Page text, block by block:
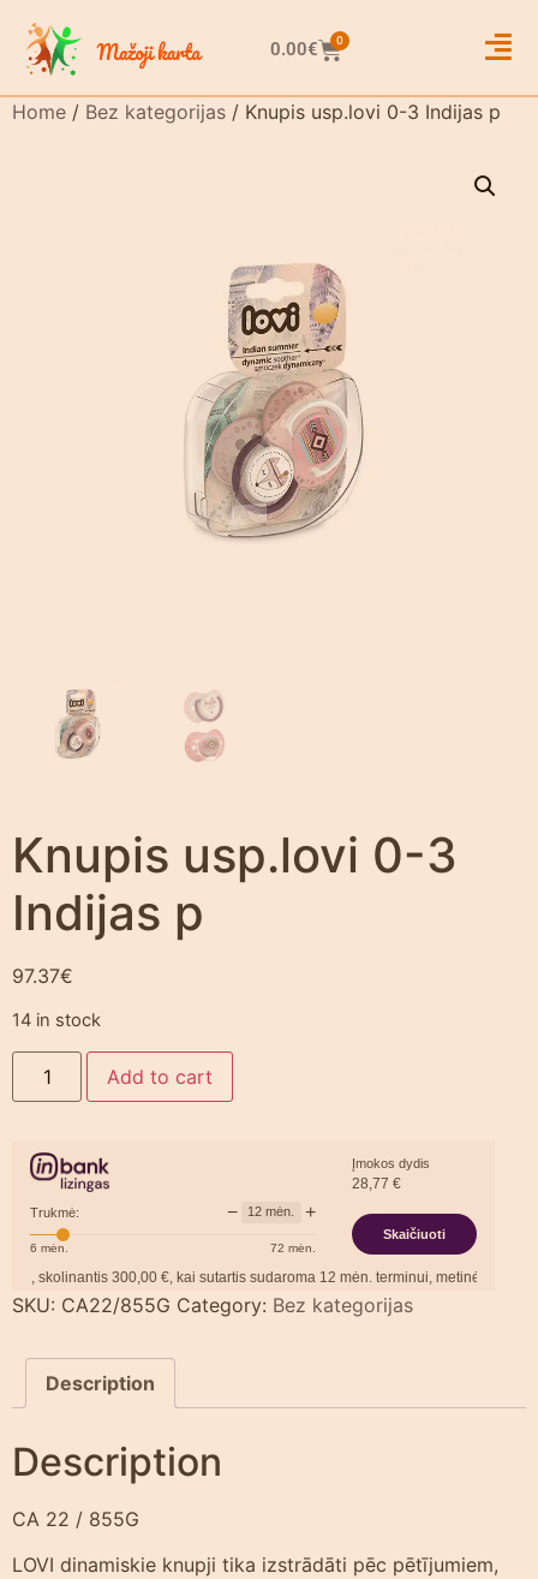
0.00€ 0
Home / Bez kategorijas / Knupis usp.lovi 0-3 Indijas p
Knupis usp.lovi 0-3
Indijas p
97.37€
14 in stock
Add to cart
Trukmė: − 12 mėn. +
6 mėn. 72 mėn.
Įmokos dydis
28,77 €
Skaičiuoti
skolinantis300,00€, kai sutartis sudaroma12mėn. terminui, metinė palūkanų
SKU: CA22/855G Category: Bez kategorijas
Description
Description
CA 22 / 855G
LOVI dinamiskie knupji tika izstrādāti pēc pētījumiem,